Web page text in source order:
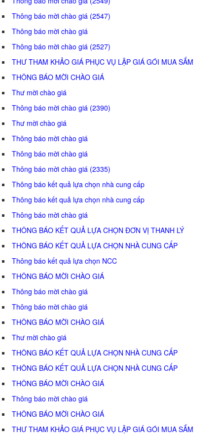
Thông báo mời chào giá (2547)
Thông báo mời chào giá
Thông báo mời chào giá (2527)
THƯ THAM KHẢO GIÁ PHỤC VỤ LẬP GIÁ GÓI MUA SẮM
THÔNG BÁO MỜI CHÀO GIÁ
Thư mời chào giá
Thông báo mời chào giá (2390)
Thư mời chào giá
Thông báo mời chào giá
Thông báo mời chào giá
Thông báo mời chào giá (2335)
Thông báo kết quả lựa chọn nhà cung cấp
Thông báo kết quả lựa chọn nhà cung cấp
Thông báo mời chào giá
THÔNG BÁO KẾT QUẢ LỰA CHỌN ĐƠN VỊ THANH LÝ
THÔNG BÁO KẾT QUẢ LỰA CHỌN NHÀ CUNG CẤP
Thông báo kết quả lựa chọn NCC
THÔNG BÁO MỜI CHÀO GIÁ
Thông báo mời chào giá
Thông báo mời chào giá
THÔNG BÁO MỜI CHÀO GIÁ
Thư mời chào giá
THÔNG BÁO KẾT QUẢ LỰA CHỌN NHÀ CUNG CẤP
THÔNG BÁO KẾT QUẢ LỰA CHỌN NHÀ CUNG CẤP
THÔNG BÁO MỜI CHÀO GIÁ
Thông báo mời chào giá
THÔNG BÁO MỜI CHÀO GIÁ
THƯ THAM KHẢO GIÁ PHỤC VỤ LẬP GIÁ GÓI MUA SẮM